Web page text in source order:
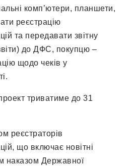
комп’ютери, планшети,
реєстрацію
та передавати звітну
до ДФС, покупцю –
щодо чеків у
триватиме до 31
реєстраторів
що включає новітні
наказом Державної